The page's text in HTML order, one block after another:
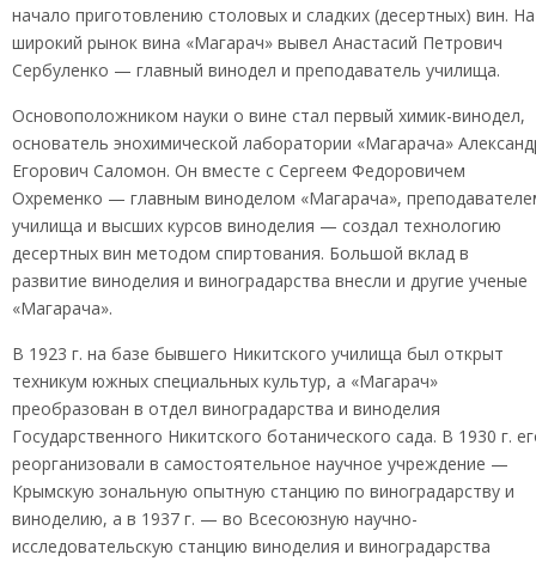
начало приготовлению столовых и сладких (десертных) вин. На
широкий рынок вина «Магарач» вывел Анастасий Петрович
Сербуленко — главный винодел и преподаватель училища.
Основоположником науки о вине стал первый химик-винодел,
основатель энохимической лаборатории «Магарача»
Егорович Саломон. Он вместе с Сергеем Федоровичем
Охременко — главным виноделом «Магарача»,
училища и высших курсов виноделия — создал технологию
десертных вин методом спиртования. Большой вклад в
развитие виноделия и виноградарства внесли и другие ученые
«Магарача».
В 1923 г. на базе бывшего Никитского училища был открыт
техникум южных специальных культур, а «Магарач»
преобразован в отдел виноградарства и виноделия
Государственного Никитского ботанического сада. В 1930 г.
реорганизовали в самостоятельное научное учреждение —
Крымскую зональную опытную станцию по виноградарству и
виноделию, а в 1937 г. — во Всесоюзную научно-
исследовательскую станцию виноделия и виноградарства